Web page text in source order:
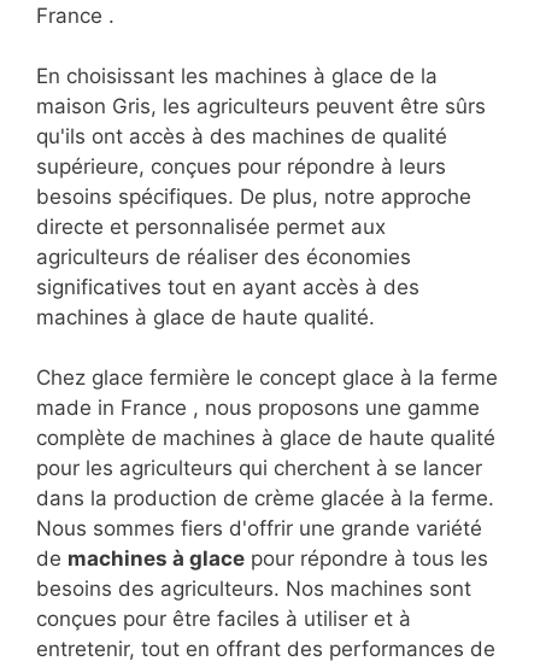
France .
En choisissant les machines à glace de la
maison Gris, les agriculteurs peuvent être sûrs
qu'ils ont accès à des machines de qualité
supérieure, conçues pour répondre à leurs
besoins spécifiques. De plus, notre approche
directe et personnalisée permet aux
agriculteurs de réaliser des économies
significatives tout en ayant accès à des
machines à glace de haute qualité.
Chez glace fermière le concept glace à la ferme
made in France , nous proposons une gamme
complète de machines à glace de haute qualité
pour les agriculteurs qui cherchent à se lancer
dans la production de crème glacée à la ferme.
Nous sommes fiers d'offrir une grande variété
de machines à glace pour répondre à tous les
besoins des agriculteurs. Nos machines sont
conçues pour être faciles à utiliser et à
entretenir, tout en offrant des performances de